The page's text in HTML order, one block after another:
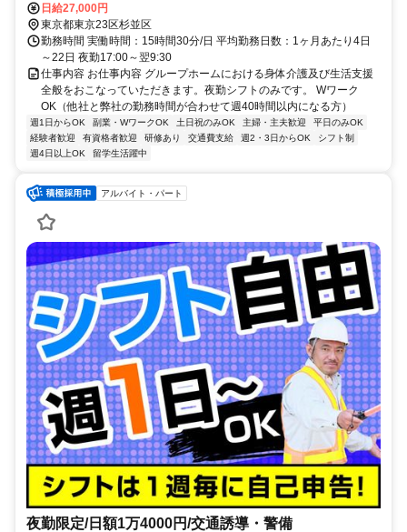
日給27,000円
東京都東京23区杉並区
勤務時間 実働時間：15時間30分/日 平均勤務日数：1ヶ月あたり4日
～22日 夜勤17:00～翌9:30
仕事内容 お仕事内容 グループホームにおける身体介護及び生活支援
全般をおこなっていただきます。夜勤シフトのみです。 Wワーク
OK（他社と弊社の勤務時間が合わせて週40時間以内になる方）
週1日からOK 副業・WワークOK 土日祝のみOK 主婦・主夫歓迎
平日のみOK
経験者歓迎
有資格者歓迎 研修あり 交通費支給 週2・3日からOK
シフト制
週4日以上OK
留学生活躍中
アルバイト・パート
夜勤限定/日額1万4000円/交通誘導・警備